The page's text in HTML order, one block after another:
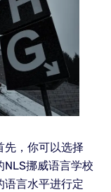
先，你可以选择
挪威语言学校
语言水平进行定